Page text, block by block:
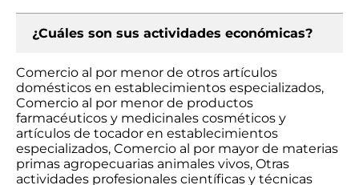
¿Cuáles son sus actividades económicas?
Comercio al por menor de otros artículos
domésticos en establecimientos especializados,
Comercio al por menor de productos
farmacéuticos y medicinales cosméticos y
artículos de tocador en establecimientos
especializados, Comercio al por mayor de materias
primas agropecuarias animales vivos, Otras
actividades profesionales científicas y técnicas